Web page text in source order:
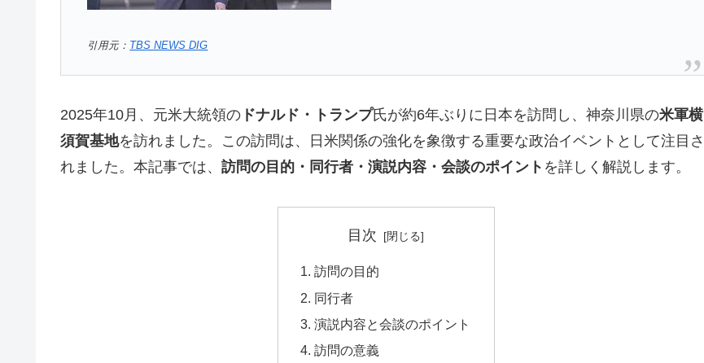
引用元： TBS NEWS DIG
2025年10月、元米大統領の ドナルド・トランプ氏が約6年ぶりに日本を訪問し、神奈川県の米軍横
須賀基地を訪れました。この訪問は、日米関係の強化を象徴する重要な政治イベントとして注目さ
れました。本記事では、 訪問の目的・同行者・演説内容・会談のポイント を詳しく解説します。
目次
訪問の目的
同行者
演説内容と会談のポイント
訪問の意義